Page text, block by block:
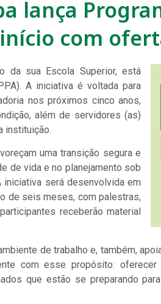
lança
com
da sua Escola Superior, está
A iniciativa é voltada para
nos próximos cinco anos,
além de servidores (as)
instituição.
uma transição segura e
de vida e no planejamento sob
será desenvolvida em
de seis meses, com palestras,
receberão material
de trabalho e, também,
com esse propósito:
que estão se preparando